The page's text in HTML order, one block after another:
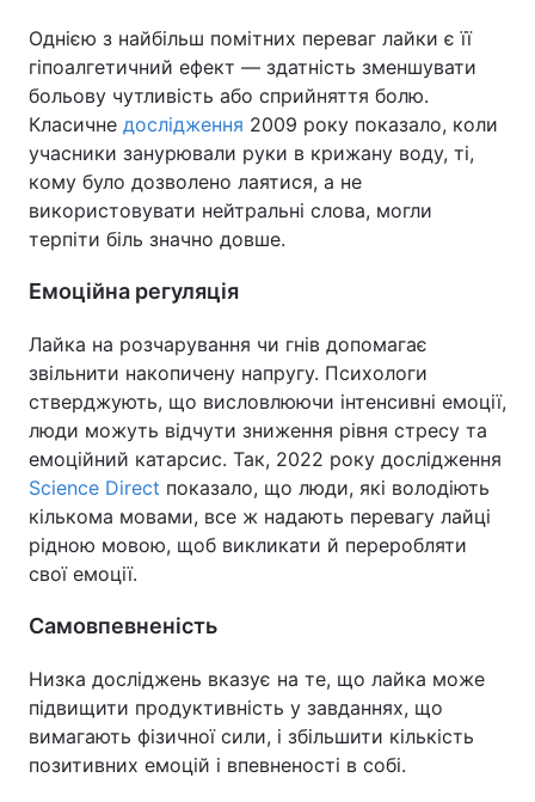
Однією з найбільш помітних переваг лайки є її
гіпоалгетичний ефект — здатність зменшувати
больову чутливість або сприйняття болю.
Класичне дослідження 2009 року показало, коли
учасники занурювали руки в крижану воду, ті,
кому було дозволено лаятися, а не
використовувати нейтральні слова, могли
терпіти біль значно довше.
Емоційна регуляція
Лайка на розчарування чи гнів допомагає
звільнити накопичену напругу. Психологи
стверджують, що висловлюючи інтенсивні емоції,
люди можуть відчути зниження рівня стресу та
емоційний катарсис. Так, 2022 року дослідження
Science Direct показало, що люди, які володіють
кількома мовами, все ж надають перевагу лайці
рідною мовою, щоб викликати й переробляти
свої емоції.
Самовпевненість
Низка досліджень вказує на те, що лайка може
підвищити продуктивність у завданнях, що
вимагають фізичної сили, і збільшити кількість
позитивних емоцій і впевненості в собі.